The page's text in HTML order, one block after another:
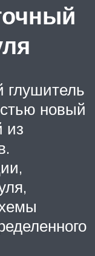
глушитель
новый
из